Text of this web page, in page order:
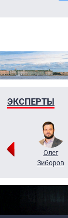
ЭКСПЕРТЫ
Олег
Зиборов